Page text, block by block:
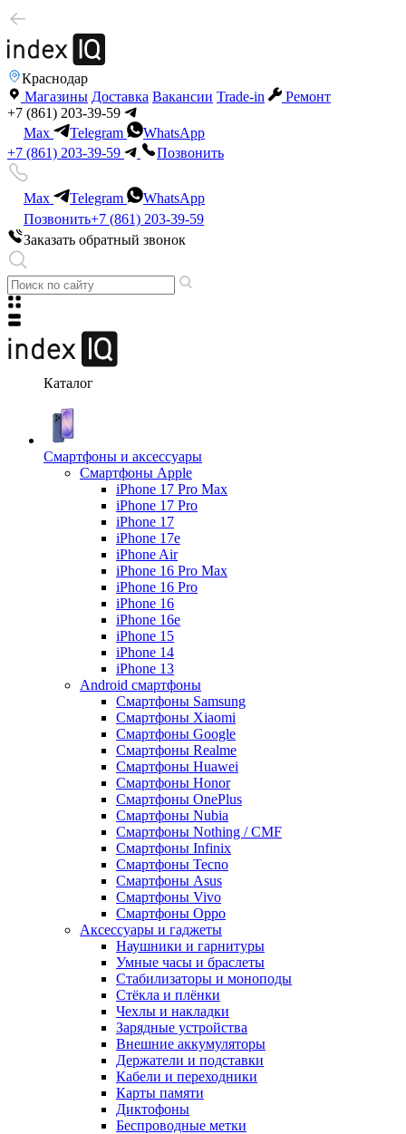
Краснодар
Магазины Доставка Вакансии Trade-in
Ремонт
+7 (861) 203-39-59
Max
Telegram
WhatsApp
+7 (861) 203-39-59
Позвонить
Max Telegram
WhatsApp
Позвонить+7 (861) 203-39-59
Заказать обратный звонок
Каталог
Смартфоны и аксессуары
Смартфоны Apple
iPhone 17 Pro Max
iPhone 17 Pro
iPhone 17
iPhone 17e
iPhone Air
iPhone 16 Pro Max
iPhone 16 Pro
iPhone 16
iPhone 16e
iPhone 15
iPhone 14
iPhone 13
Android cмартфоны
Смартфоны Samsung
Смартфоны Xiaomi
Смартфоны Google
Смартфоны Realme
Смартфоны Huawei
Смартфоны Honor
Смартфоны OnePlus
Смартфоны Nubia
Смартфоны Nothing / CMF
Смартфоны Infinix
Смартфоны Tecno
Смартфоны Asus
Смартфоны Vivo
Смартфоны Oppo
Аксессуары и гаджеты
Наушники и гарнитуры
Умные часы и браслеты
Стабилизаторы и моноподы
Стёкла и плёнки
Чехлы и накладки
Зарядные устройства
Внешние аккумуляторы
Держатели и подставки
Кабели и переходники
Карты памяти
Диктофоны
Беспроводные метки